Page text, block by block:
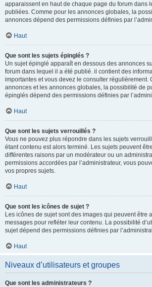
apparaissent en haut de chaque page du forum dans
publiées. Comme pour les annonces globales, la
annonces dépend des permissions définies par
Haut
Que sont les sujets épinglés ?
Un sujet épinglé apparaît en dessous des annonces
forum dans lequel il a été publié. il contient des
importantes et vous devez le consulter régulièrement.
annonces et les annonces globales, la possibilité de
épinglés dépend des permissions définies par
Haut
Que sont les sujets verrouillés ?
Vous ne pouvez plus répondre dans les sujets
étant contenu est alors terminé. Les sujets peuvent
différentes raisons par un modérateur ou un
permissions accordées par l’administrateur, vous
vos propres sujets.
Haut
Que sont les icônes de sujet ?
Les icônes de sujet sont des images qui peuvent être
messages pour refléter leur contenu. La possibilité
sujet dépend des permissions définies par
Haut
Niveaux d’utilisateurs et groupes
Que sont les administrateurs ?